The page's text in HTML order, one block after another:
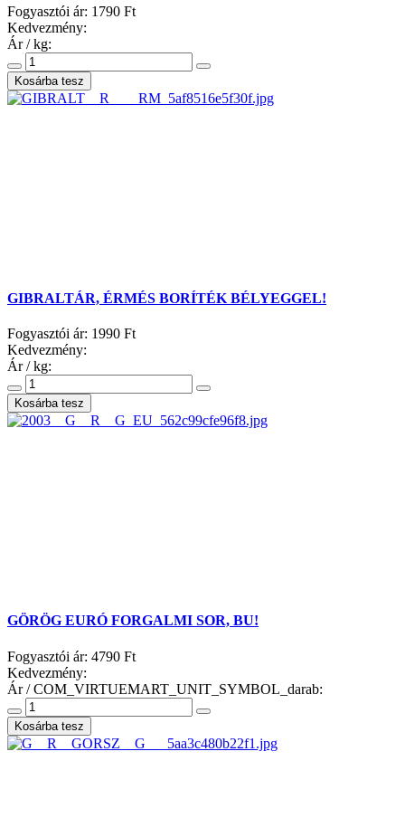
Fogyasztói ár: 1790 Ft
Kedvezmény:
Ár / kg:
GIBRALTÁR, ÉRMÉS BORÍTÉK BÉLYEGGEL!
Fogyasztói ár: 1990 Ft
Kedvezmény:
Ár / kg:
GÖRÖG EURÓ FORGALMI SOR, BU!
Fogyasztói ár: 4790 Ft
Kedvezmény:
Ár / COM_VIRTUEMART_UNIT_SYMBOL_darab: